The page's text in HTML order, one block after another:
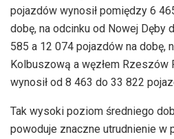
pojazdów wynosił pomiędzy 6
dobę, na odcinku od Nowej Dęby
585 a 12 074 pojazdów na dobę,
Kolbuszową a węzłem Rzeszów
wynosił od 8 463 do 33 822
Tak wysoki poziom średniego
powoduje znaczne utrudnienie w